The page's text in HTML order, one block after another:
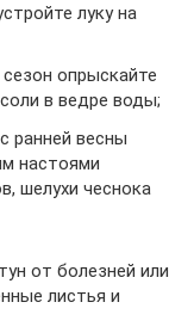
луку на
опрыскайте
в ведре воды;
с ранней весны
настоями
шелухи чеснока
от болезней или
листья и